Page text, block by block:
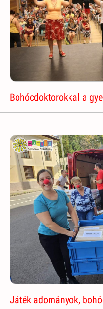
Bohócdoktorokkal a
Játék adományok,